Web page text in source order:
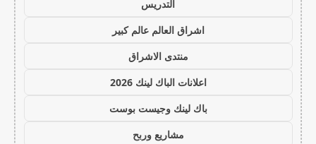
التدريس
اشراق العالم عالم كبير
منتدى الاشراق
اعلانات الباك لينك 2026
باك لينك وجيست بوست
مشاريع وربح